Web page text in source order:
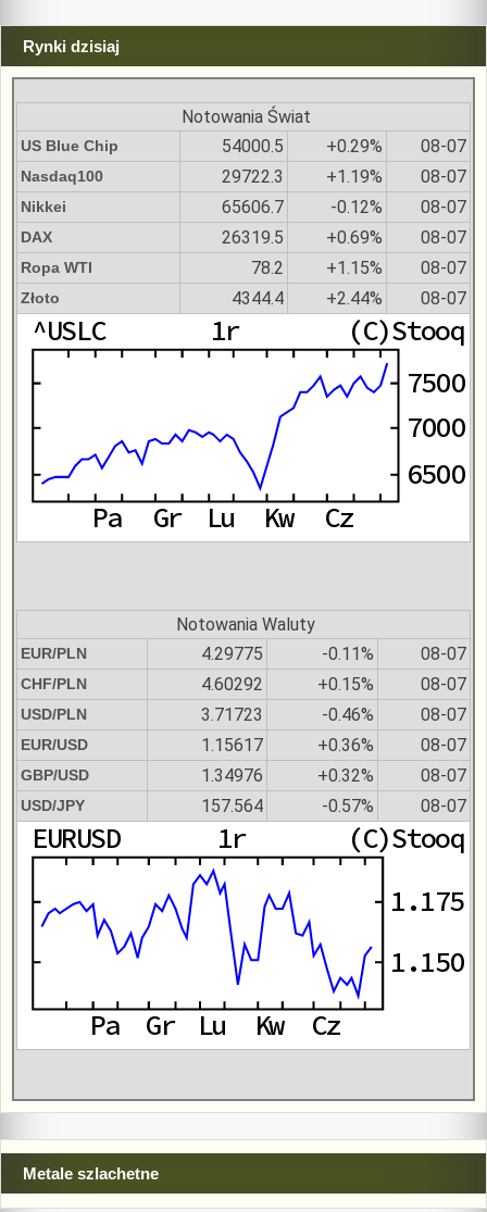
Rynki dzisiaj
Notowania Świat
US Blue Chip 54000.5 +0.29% 08-07
Nasdaq100 29722.3 +1.19% 08-07
Nikkei 65606.7 -0.12% 08-07
DAX 26319.5 +0.69% 08-07
Ropa WTI 78.2 +1.15% 08-07
Złoto 4344.4 +2.44% 08-07
Notowania Waluty
EUR/PLN 4.29775 -0.11% 08-07
CHF/PLN 4.60292 +0.15% 08-07
USD/PLN 3.71723 -0.46% 08-07
EUR/USD 1.15617 +0.36% 08-07
GBP/USD 1.34976 +0.32% 08-07
USD/JPY 157.564 -0.57% 08-07
Metale szlachetne